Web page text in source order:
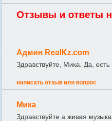
Отзывы и ответы
Админ RealKz.com
Здравствуйте, Мика. Да, есть
написать отзыв или вопрос
Мика
Здравствуйте а живая